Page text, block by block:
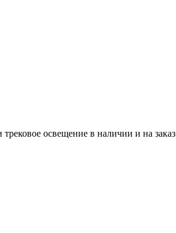
освещение в наличии и на заказ